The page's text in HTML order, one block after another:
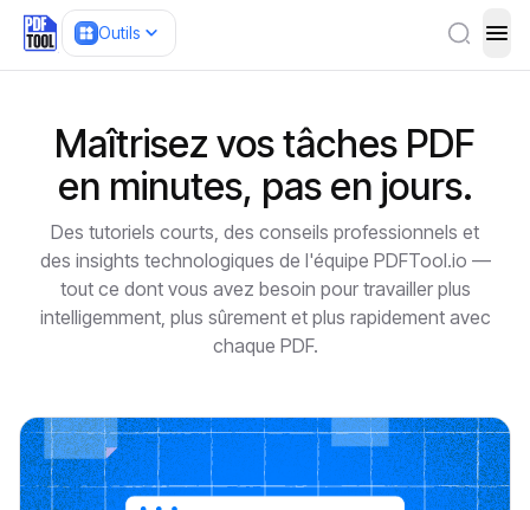
Outils
Maîtrisez vos tâches PDF
en minutes, pas en jours.
Des tutoriels courts, des conseils professionnels et
des insights technologiques de l'équipe PDFTool.io —
tout ce dont vous avez besoin pour travailler plus
intelligemment, plus sûrement et plus rapidement avec
chaque PDF.